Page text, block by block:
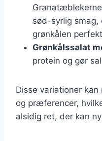
sød-syrlig smag,
grønkålen
Grønkålssalat
protein og gør
Disse variationer
og præferencer,
alsidig ret, der kan